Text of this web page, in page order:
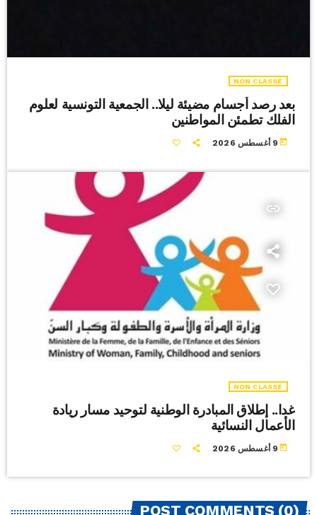
NON CLASSÉ
بعد رصد أجسام مضيئة ليلا.. الجمعية التونسية لعلوم
الفلك تطمئن المواطنين
today 9 أغسطس 2026
insert_link
NON CLASSÉ
غدا.. إطلاق المبادرة الوطنية لتوحيد مسار ريادة
الأعمال النسائية
today 9 أغسطس 2026
POST COMMENTS (0)